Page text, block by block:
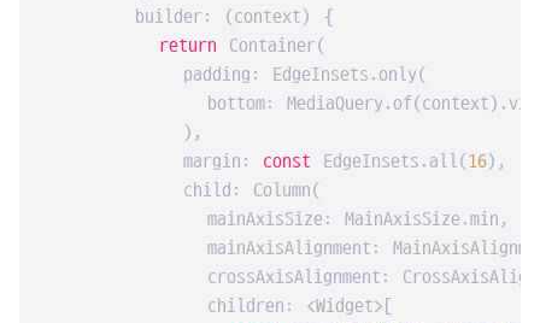
        builder: (context) {
return Container(
            padding: EdgeInsets.only(
bottom:
            ),
            margin:
const EdgeInsets.all(16),
            child: Column(
              mainAxisSize: MainAxisSize.min,
mainAxisAlignment:
crossAxisAlignment:
              children: <Widget>[